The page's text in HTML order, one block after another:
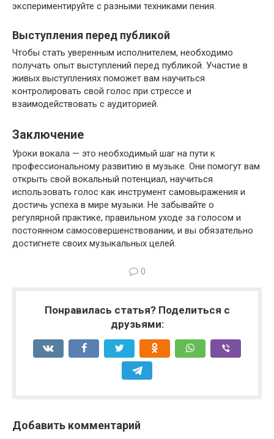
экспериментируйте с разными техниками пения.
Выступления перед публикой
Чтобы стать уверенным исполнителем, необходимо
получать опыт выступлений перед публикой. Участие в
живых выступлениях поможет вам научиться
контролировать свой голос при стрессе и
взаимодействовать с аудиторией.
Заключение
Уроки вокала — это необходимый шаг на пути к
профессиональному развитию в музыке. Они помогут вам
открыть свой вокальный потенциал, научиться
использовать голос как инструмент самовыражения и
достичь успеха в мире музыки. Не забывайте о
регулярной практике, правильном уходе за голосом и
постоянном самосовершенствовании, и вы обязательно
достигнете своих музыкальных целей.
0
Понравилась статья? Поделиться с
друзьями:
Добавить комментарий